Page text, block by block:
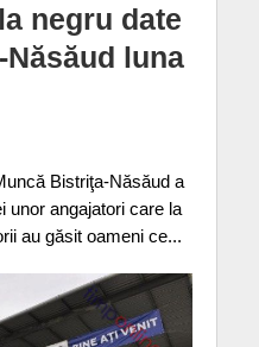
negru date
luna
Bistriţa-Năsăud a
unor angajatori care la
au găsit oameni ce...